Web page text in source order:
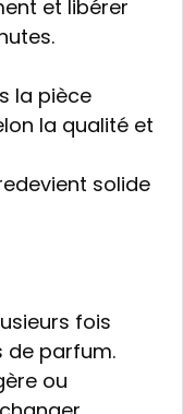
et libérer
la pièce
la qualité et
solide
fois
de parfum.
ou